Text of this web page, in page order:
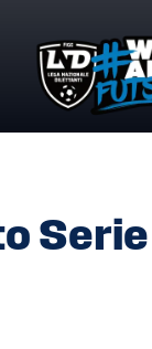
Serie